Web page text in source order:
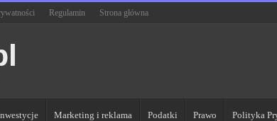
Regulamin Strona główna
Marketing i reklama Podatki Prawo Polityka